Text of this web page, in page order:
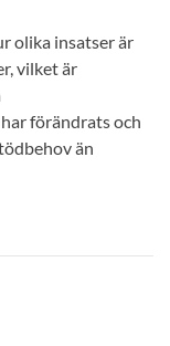
olika insatser är
vilket är
förändrats och
än